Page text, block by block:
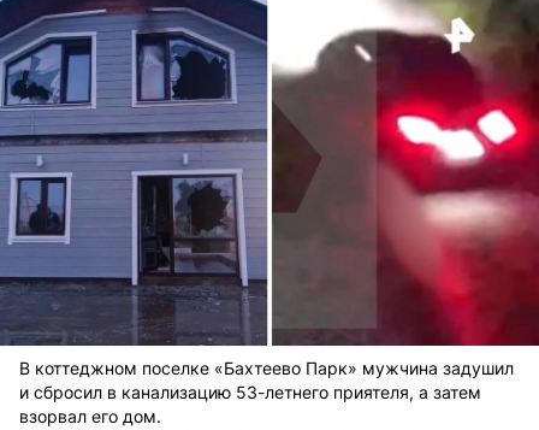
В коттеджном поселке «Бахтеево Парк» мужчина задушил
и сбросил в канализацию 53-летнего приятеля, а затем
взорвал его дом.